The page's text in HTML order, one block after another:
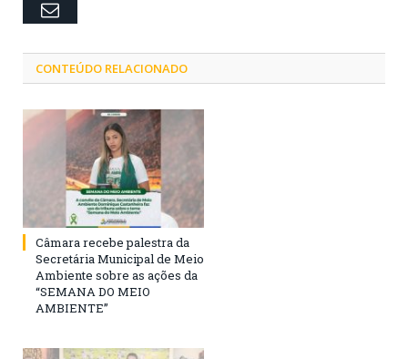
Email
CONTEÚDO RELACIONADO
Câmara recebe palestra da
Secretária Municipal de Meio
Ambiente sobre as ações da
“SEMANA DO MEIO
AMBIENTE”